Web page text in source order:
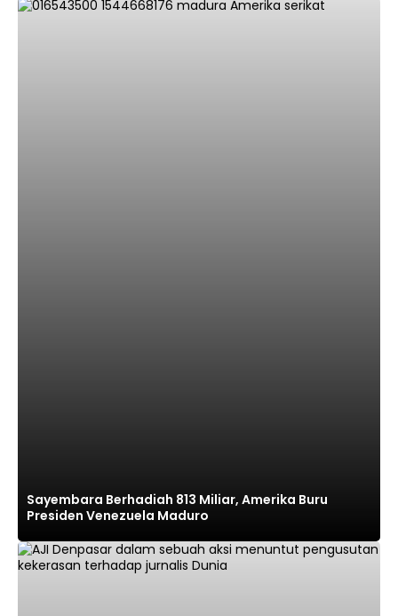
Sayembara Berhadiah 813 Miliar, Amerika Buru
Presiden Venezuela Maduro